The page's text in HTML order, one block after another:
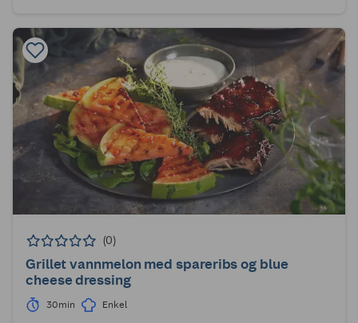
(0)
Grillet vannmelon med spareribs og blue
cheese dressing
30min Enkel